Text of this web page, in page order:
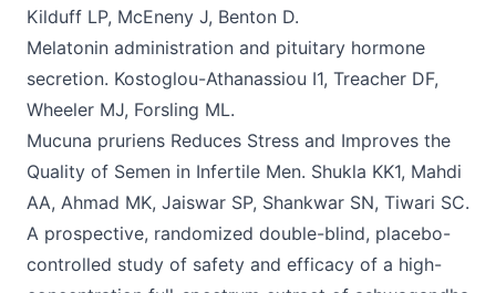
Kilduff LP, McEneny J, Benton D.
Melatonin administration and pituitary hormone
secretion. Kostoglou-Athanassiou I1, Treacher DF,
Wheeler MJ, Forsling ML.
Mucuna pruriens Reduces Stress and Improves the
Quality of Semen in Infertile Men. Shukla KK1, Mahdi
AA, Ahmad MK, Jaiswar SP, Shankwar SN, Tiwari SC.
A prospective, randomized double-blind, placebo-
controlled study of safety and efficacy of a high-